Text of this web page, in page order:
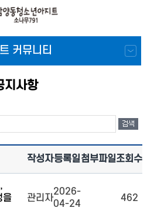
커뮤니티
지사항
작성자등록일첨부파일조회수
을
관리자
2026-
04-24
462